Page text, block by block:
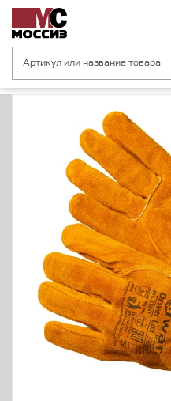
Главная страница